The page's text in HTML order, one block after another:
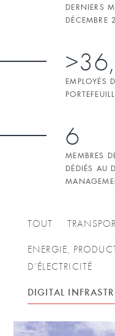
DERNIERS
DÉCEMBRE
EMPLOYÉS
6
MEMBRES
DÉDIÉS AU
TOUT
ENERGIE,
D’ÉLECTRICITÉ
DIGITAL